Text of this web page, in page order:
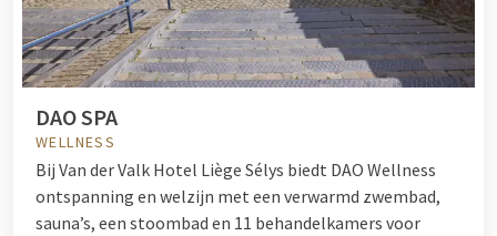
DAO SPA
WELLNESS
Bij Van der Valk Hotel Liège Sélys biedt DAO Wellness
ontspanning en welzijn met een verwarmd zwembad,
sauna’s, een stoombad en 11 behandelkamers voor